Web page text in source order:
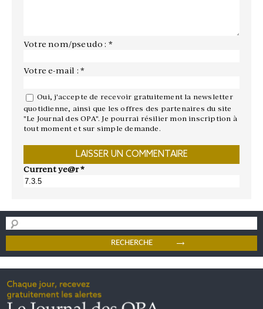
Votre nom/pseudo : *
Votre e-mail : *
Oui, j'accepte de recevoir gratuitement la newsletter
quotidienne, ainsi que les offres des partenaires du site
"Le Journal des OPA". Je pourrai résilier mon inscription à
tout moment et sur simple demande.
Current ye@r*